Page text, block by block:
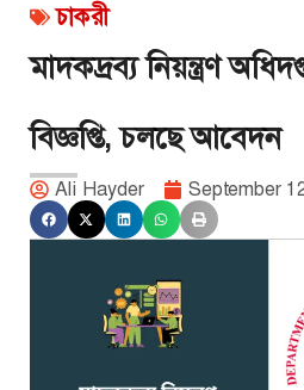
চাকরী
মাদকদ্রব্য নিয়ন্ত্রণ
বিজ্ঞপ্তি, চলছে আবেদন
Ali Hayder September